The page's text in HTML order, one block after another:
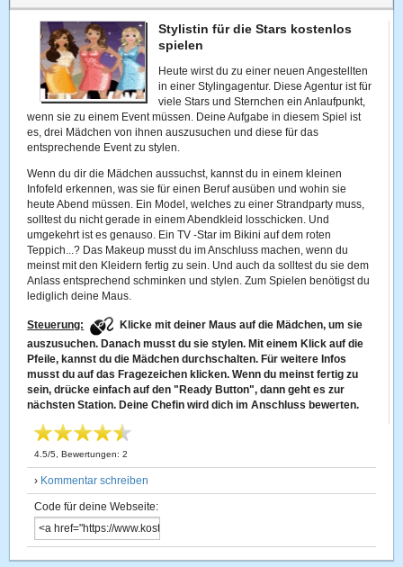
Stylistin für die Stars kostenlos
spielen
Heute wirst du zu einer neuen Angestellten
in einer Stylingagentur. Diese Agentur ist für
viele Stars und Sternchen ein Anlaufpunkt,
wenn sie zu einem Event müssen. Deine Aufgabe in diesem Spiel ist
es, drei Mädchen von ihnen auszusuchen und diese für das
entsprechende Event zu stylen.
Wenn du dir die Mädchen aussuchst, kannst du in einem kleinen
Infofeld erkennen, was sie für einen Beruf ausüben und wohin sie
heute Abend müssen. Ein Model, welches zu einer Strandparty muss,
solltest du nicht gerade in einem Abendkleid losschicken. Und
umgekehrt ist es genauso. Ein TV -Star im Bikini auf dem roten
Teppich...? Das Makeup musst du im Anschluss machen, wenn du
meinst mit den Kleidern fertig zu sein. Und auch da solltest du sie dem
Anlass entsprechend schminken und stylen. Zum Spielen benötigst du
lediglich deine Maus.
Steuerung:
Klicke mit deiner Maus auf die Mädchen, um sie
auszusuchen. Danach musst du sie stylen. Mit einem Klick auf die
Pfeile, kannst du die Mädchen durchschalten. Für weitere Infos
musst du auf das Fragezeichen klicken. Wenn du meinst fertig zu
sein, drücke einfach auf den "Ready Button", dann geht es zur
nächsten Station. Deine Chefin wird dich im Anschluss bewerten.
4.5/5 , Bewertungen:2
› Kommentar schreiben
Code für deine Webseite: